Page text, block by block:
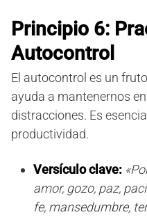
Principio 6:
Autocontrol
El autocontrol es un
ayuda a mantenernos
distracciones. Es
productividad.
Versículo clave:
amor, gozo, paz,
fe, mansedumbre,